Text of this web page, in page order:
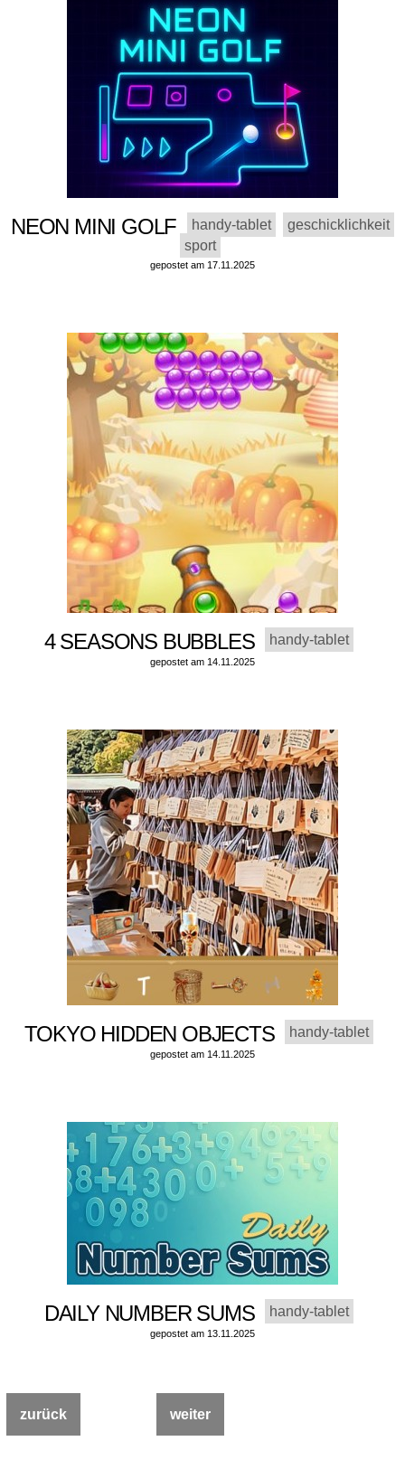
NEON MINI GOLF handy-tablet
geschicklichkeit
sport
gepostet am 17.11.2025
4 SEASONS BUBBLES handy-tablet
gepostet am 14.11.2025
TOKYO HIDDEN OBJECTS handy-tablet
gepostet am 14.11.2025
DAILY NUMBER SUMS handy-tablet
gepostet am 13.11.2025
zurück weiter